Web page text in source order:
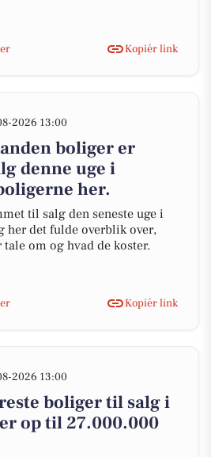
Kopiér link
2026 13:00
boliger er
denne uge i
her.
til salg den seneste uge i
her det fulde overblik over,
om og hvad de koster.
Kopiér link
2026 13:00
boliger til salg i
op til 27.000.000